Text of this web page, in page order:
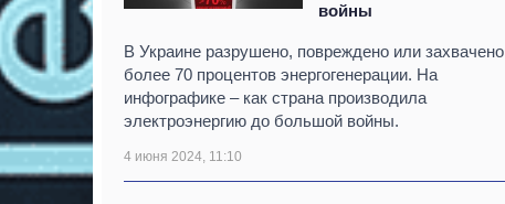
войны
В Украине разрушено, повреждено или захвачено
более 70 процентов энергогенерации. На
инфографике – как страна производила
электроэнергию до большой войны.
4 июня 2024, 11:10